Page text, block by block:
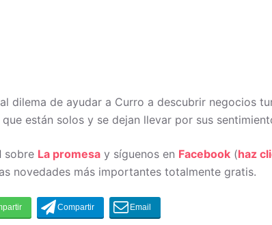
dilema de ayudar a Curro a descubrir negocios
están solos y se dejan llevar por sus
sobre La promesa y síguenos en Facebook (haz
novedades más importantes totalmente gratis.